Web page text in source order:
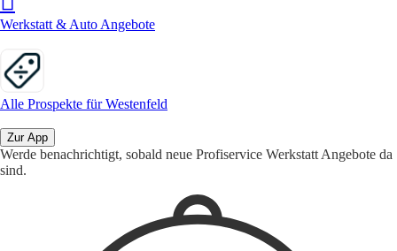
Werkstatt & Auto Angebote
Alle Prospekte für Westenfeld
Zur App
Werde benachrichtigt, sobald neue Profiservice Werkstatt Angebote da
sind.